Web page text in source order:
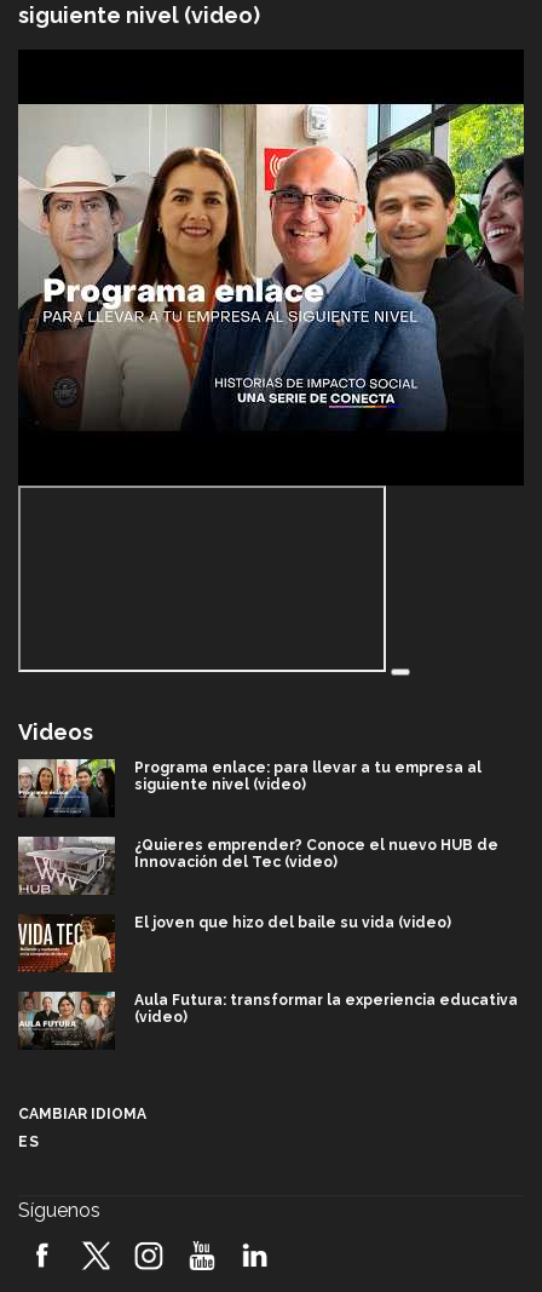
siguiente nivel (video)
Videos
Programa enlace: para llevar a tu empresa al
siguiente nivel (video)
¿Quieres emprender? Conoce el nuevo HUB de
Innovación del Tec (video)
El joven que hizo del baile su vida (video)
Aula Futura: transformar la experiencia educativa
(video)
2026! (video)
CAMBIAR IDIOMA
ES
Síguenos